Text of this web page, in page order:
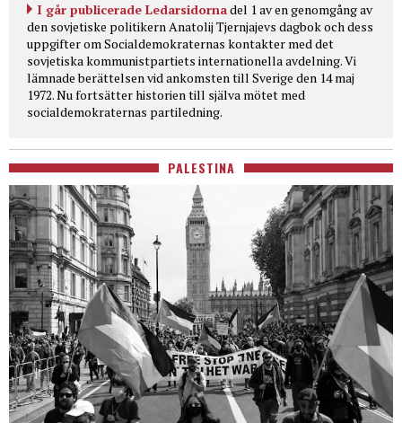
I går publicerade Ledarsidornadel 1 av en genomgång av
den sovjetiske politikern Anatolij Tjernjajevs dagbok och dess
uppgifter om Socialdemokraternas kontakter med det
sovjetiska kommunistpartiets internationella avdelning. Vi
lämnade berättelsen vid ankomsten till Sverige den 14 maj
1972. Nu fortsätter historien till själva mötet med
socialdemokraternas partiledning.
PALESTINA